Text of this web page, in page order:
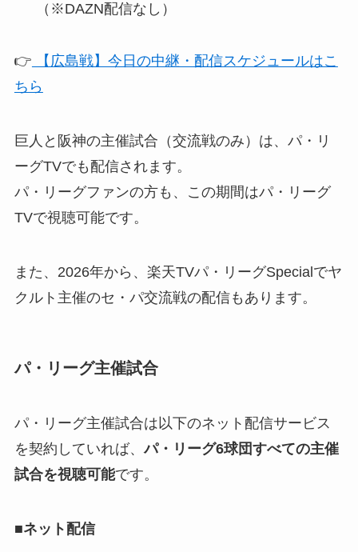
（※DAZN配信なし）
👉 【広島戦】今日の中継・配信スケジュールはこ
ちら
巨人と阪神の主催試合（交流戦のみ）は、パ・リ
ーグTVでも配信されます。
パ・リーグファンの方も、この期間はパ・リーグ
TVで視聴可能です。
また、2026年から、楽天TVパ・リーグSpecialでヤ
クルト主催のセ・パ交流戦の配信もあります。
パ・リーグ主催試合
パ・リーグ主催試合は以下のネット配信サービス
を契約していれば、パ・リーグ6球団すべての主催
試合を視聴可能です。
■ネット配信